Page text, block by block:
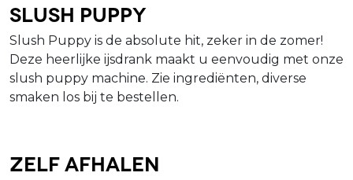
Slush Puppy
Slush Puppy is de absolute hit, zeker in de zomer!
Deze heerlijke ijsdrank maakt u eenvoudig met onze
slush puppy machine. Zie ingrediënten, diverse
smaken los bij te bestellen.
Zelf afhalen